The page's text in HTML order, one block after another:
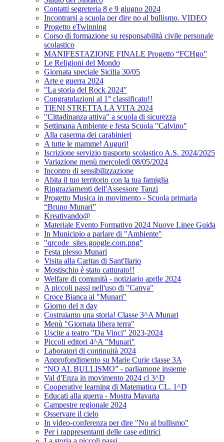
Contatti segreteria 8 e 9 giugno 2024
Incontrarsi a scuola per dire no al bullismo. VIDEO
Progetto eTwinning
Corso di formazione su responsabilità civile personale
scolastico
MANIFESTAZIONE FINALE Progetto “FCHgo”
Le Religioni del Mondo
Giornata speciale Sicilia 30/05
Arte e guerra 2024
"La storia del Rock 2024"
Congratulazioni al 1° classificato!!
TIENI STRETTA LA VITA 2024
"Cittadinanza attiva" a scuola di sicurezza
Settimana Ambiente e festa Scuola "Calvino"
Alla caserma dei carabinieri
A tutte le mamme! Auguri!
Iscrizione servizio trasporto scolastico A.S. 2024/2025
Variazione menù mercoledì 08/05/2024
Incontro di sensibilizzazione
Abita il tuo territorio con la tua famiglia
Ringraziamenti dell'Assessore Tanzi
Progetto Musica in movimento - Scuola primaria
“Bruno Munari”
Kreativando@
Materiale Evento Formativo 2024 Nuove Linee Guida
In Municipio a parlare di "Ambiente"
"qrcode_sites.google.com.png"
Festa plesso Munari
Visita alla Caritas di Sant'Ilario
Mostischio è stato catturato!!
Welfare di comunità - notiziario aprile 2024
A piccoli passi nell'uso di "Canva"
Croce Bianca al "Munari"
Giorno del π day
Costruiamo una storia! Classe 3^A Munari
Menù "Giornata libera terra"
Uscite a teatro "Da Vinci" 2023-2024
Piccoli editori 4^A "Munari"
Laboratori di continuità 2024
Approfondimento su Marie Curie classe 3A
“NO AL BULLISMO” - parliamone insieme
Val d'Enza in movimento 2024 cl 3^D
Cooperative learning di Matematica CL. 1^D
Educati alla guerra - Mostra Mavarta
Campestre regionale 2024
Osservare il cielo
In video-conferenza per dire "No al bullismo"
Per i rappresentanti delle case editrici